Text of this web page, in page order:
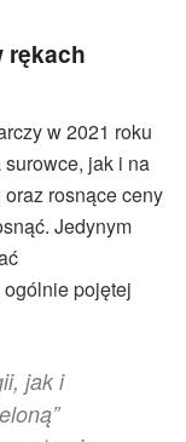
rękach
w 2021 roku
jak i na
rosnące ceny
Jedynym
pojętej
jak i